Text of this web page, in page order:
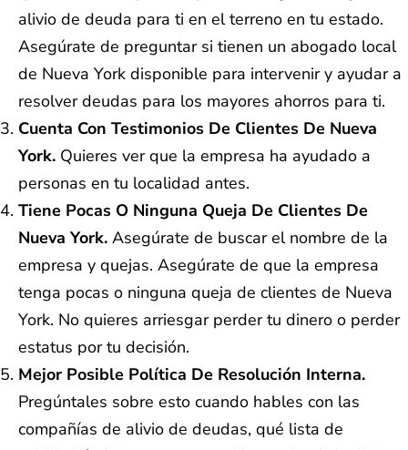
alivio de deuda para ti en el terreno en tu estado.
Asegúrate de preguntar si tienen un abogado local
de Nueva York disponible para intervenir y ayudar a
resolver deudas para los mayores ahorros para ti.
Cuenta Con Testimonios De Clientes De Nueva
York. Quieres ver que la empresa ha ayudado a
personas en tu localidad antes.
Tiene Pocas O Ninguna Queja De Clientes De
Nueva York. Asegúrate de buscar el nombre de la
empresa y quejas. Asegúrate de que la empresa
tenga pocas o ninguna queja de clientes de Nueva
York. No quieres arriesgar perder tu dinero o perder
estatus por tu decisión.
Mejor Posible Política De Resolución Interna.
Pregúntales sobre esto cuando hables con las
compañías de alivio de deudas, qué lista de